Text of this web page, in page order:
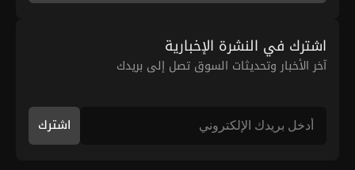
اشترك في النشرة الإخبارية
آخر الأخبار وتحديثات السوق تصل إلى بريدك
اشترك